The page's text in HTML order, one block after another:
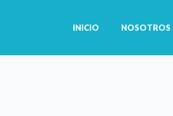
INICIO NOSOTROS